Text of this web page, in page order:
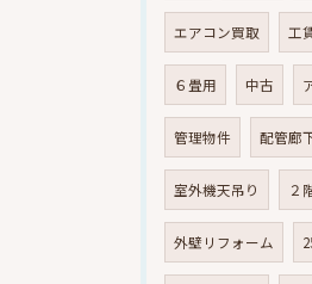
エアコン買取 工
６畳用 中古
管理物件 配管廊
室外機天吊り ２
外壁リフォーム